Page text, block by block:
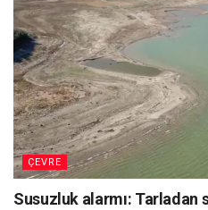
ÇEVRE
Susuzluk alarmı: